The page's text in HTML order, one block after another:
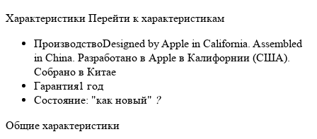
Характеристики Перейти к характеристикам
ПроизводствоDesigned by Apple in California. Assembled
in China. Разработано в Apple в Калифорнии (США).
Собрано в Китае
Гарантия1 год
Состояние: "как новый" ?
Общие характеристики